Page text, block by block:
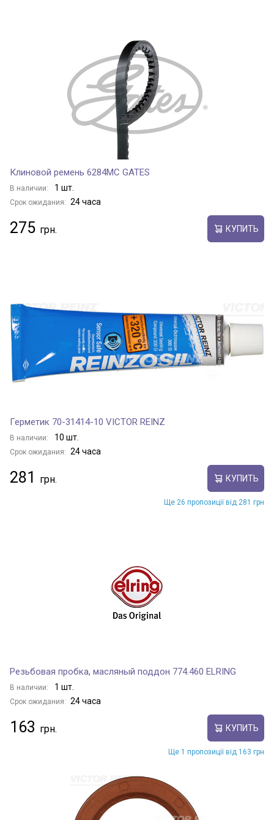
Клиновой ремень 6284MC GATES
В наличии: 1 шт.
Срок ожидания: 24 часа
275 КУПИТЬ
Герметик 70-31414-10 VICTOR REINZ
В наличии: 10 шт.
Срок ожидания: 24 часа
281 КУПИТЬ
Ще 26 пропозиції від 281 грн
Резьбовая пробка, масляный поддон 774.460 ELRING
В наличии: 1 шт.
Срок ожидания: 24 часа
163 КУПИТЬ
Ще 1 пропозиції від 163 грн